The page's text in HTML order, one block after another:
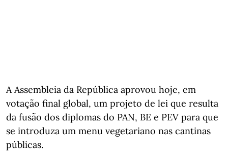
A Assembleia da República aprovou hoje, em
votação final global, um projeto de lei que resulta
da fusão dos diplomas do PAN, BE e PEV para que
se introduza um menu vegetariano nas cantinas
públicas.